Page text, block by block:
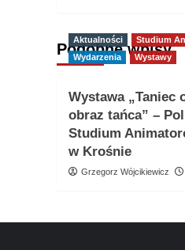
Podobne wpisy
Aktualności
Studium
Wydarzenia
Wystawy
Wystawa „Taniec
obraz tańca” –
Studium
w Krośnie
Grzegorz Wójcikiewicz